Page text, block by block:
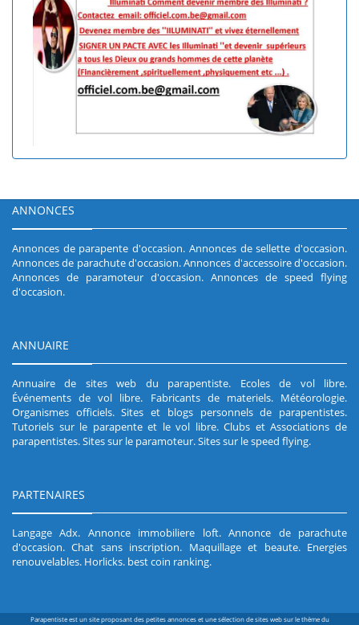
ANNONCES
Annonces de parapente d'occasion. Annonces de sellette d'occasion.
Annonces de parachute d'occasion.Annonces d'accessoire d'occasion.
Annonces de paramoteur d'occasion. Annonces de speed flying
d'occasion.
ANNUAIRE
Annuaire de sites web du parapentiste. Ecoles de vol libre.
Événements de vol libre. Fabricants de materiels. Météorologie.
Organismes officiels.Sites et blogs personnels de parapentistes.
Tutoriels sur le parapente et le vol libre.Clubs et Associations de
parapentistes.Sites sur le paramoteur.Sites sur le speed flying.
PARTENAIRES
Langage Adx. Annonce immobiliere loft.Annonce de parachute
d'occasion.Chat sans inscription. Maquillage et beaute. Energies
renouvelables. Horlicks. best coin ranking.
Parapentiste est un site proposant des petites annonces et une sélection de sites web sur le thème du